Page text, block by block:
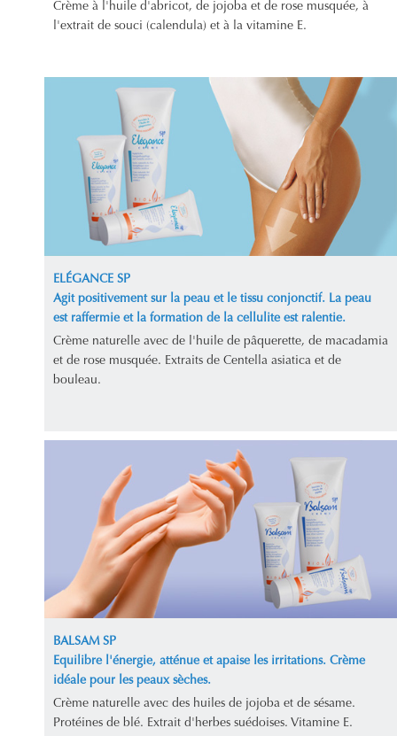
Crème à l'huile d'abricot, de jojoba et de rose musquée, à
l'extrait de souci (calendula) et à la vitamine E.
ELÉGANCE SP
Agit positivement sur la peau et le tissu conjonctif. La peau
est raffermie et la formation de la cellulite est ralentie.
Crème naturelle avec de l'huile de pâquerette, de macadamia
et de rose musquée. Extraits de Centella asiatica et de
bouleau.
BALSAM SP
Equilibre l'énergie, atténue et apaise les irritations. Crème
idéale pour les peaux sèches.
Crème naturelle avec des huiles de jojoba et de sésame.
Protéines de blé. Extrait d'herbes suédoises. Vitamine E.